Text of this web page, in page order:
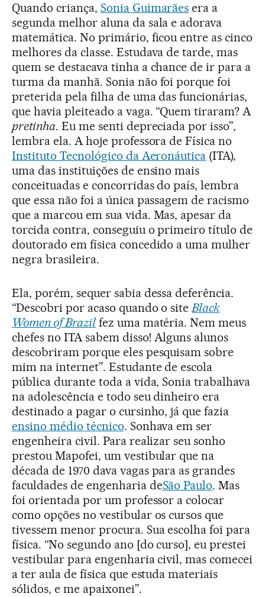
Quando criança, Sonia Guimarães era a
segunda melhor aluna da sala e adorava
matemática. No primário, ficou entre as cinco
melhores da classe. Estudava de tarde, mas
quem se destacava tinha a chance de ir para a
turma da manhã. Sonia não foi porque foi
preterida pela filha de uma das funcionárias,
que havia pleiteado a vaga. “Quem tiraram? A
pretinha. Eu me senti depreciada por isso”,
lembra ela. A hoje professora de Física no
Instituto Tecnológico da Aeronáutica (ITA),
uma das instituições de ensino mais
conceituadas e concorridas do país, lembra
que essa não foi a única passagem de racismo
que a marcou em sua vida. Mas, apesar da
torcida contra, conseguiu o primeiro título de
doutorado em física concedido a uma mulher
negra brasileira.
Ela, porém, sequer sabia dessa deferência.
“Descobri por acaso quando o siteBlack
Women of Brazilfez uma matéria. Nem meus
chefes no ITA sabem disso! Alguns alunos
descobriram porque eles pesquisam sobre
mim na internet”. Estudante de escola
pública durante toda a vida, Sonia trabalhava
na adolescência e todo seu dinheiro era
destinado a pagar o cursinho, já que fazia
ensino médio técnico. Sonhava em ser
engenheira civil. Para realizar seu sonho
prestou Mapofei, um vestibular que na
década de 1970 dava vagas para as grandes
faculdades de engenharia deSão Paulo. Mas
foi orientada por um professor a colocar
como opções no vestibular os cursos que
tivessem menor procura. Sua escolha foi para
física. “No segundo ano [do curso], eu prestei
vestibular para engenharia civil, mas comecei
a ter aula de física que estuda materiais
sólidos, e me apaixonei”.